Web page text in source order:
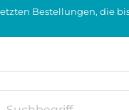
Bestellungen, die